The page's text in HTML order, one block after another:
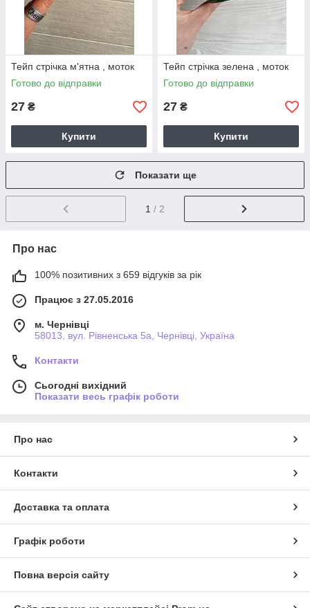
Тейп стрічка м'ятна , моток
Готово до відправки
27 ₴
Купити
Тейп стрічка зелена , моток
Готово до відправки
27 ₴
Купити
Показати ще
1 / 2
Про нас
100% позитивних з 659 відгуків за рік
Працює з 27.05.2016
м. Чернівці
58013, вул. Рівненська 5а, Чернівці, Україна
Контакти
Сьогодні вихідний
Показати весь графік роботи
Про нас
Контакти
Доставка та оплата
Графік роботи
Повна версія сайту